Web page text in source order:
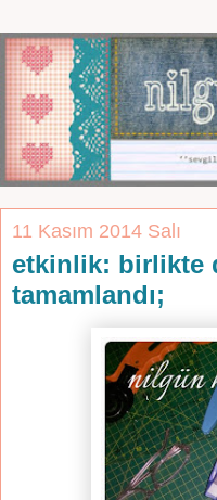
11 Kasım 2014 Salı
etkinlik: birlikte
tamamlandı;